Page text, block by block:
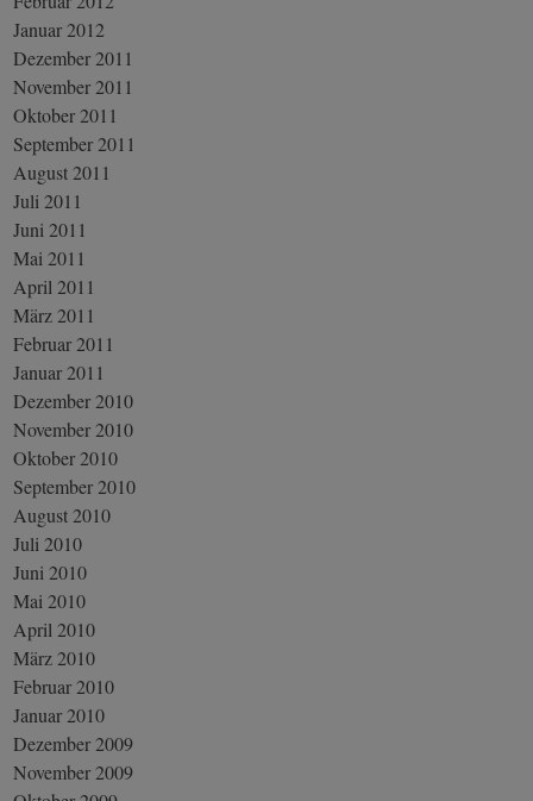
Januar 2012
Dezember 2011
November 2011
Oktober 2011
September 2011
August 2011
Juli 2011
Juni 2011
Mai 2011
April 2011
März 2011
Februar 2011
Januar 2011
Dezember 2010
November 2010
Oktober 2010
September 2010
August 2010
Juli 2010
Juni 2010
Mai 2010
April 2010
März 2010
Februar 2010
Januar 2010
Dezember 2009
November 2009